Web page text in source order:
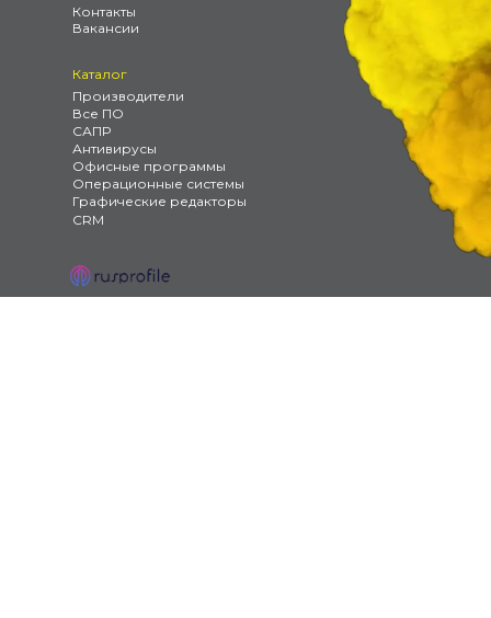
Все ПО
Производители
Антивирусы
Офисные программы
Каталог
Операционные системы
САПР
Графические редакторы
Контакты
Вакансии
CRM